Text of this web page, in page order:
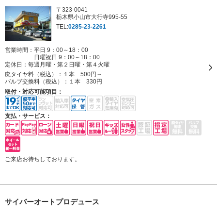
〒323-0041
栃木県小山市大行寺995-55
TEL:0285-23-2261
営業時間：平日 9：00～18：00
日曜祝日 9：00～18：00
定休日： 毎週月曜・第２日曜・第４火曜
廃タイヤ料（税込）： １本 500円～
バルブ交換料（税込）： １本 330円
取付・対応可能項目：
支払・サービス：
ご来店お待ちしております。
サイバーオートプロデュース